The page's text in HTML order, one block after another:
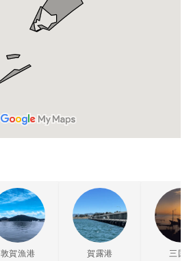
敦賀漁港 賀露港 三国